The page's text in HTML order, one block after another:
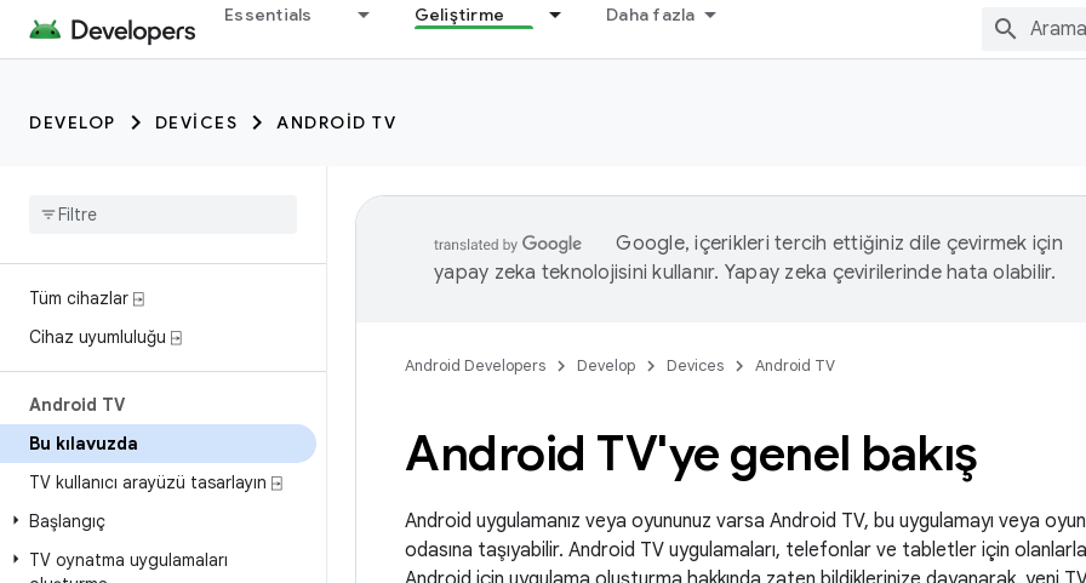
Essentials Geliştirme Daha fazla
DEVELOP DEVICES ANDROID TV
Tüm cihazlar ⍈
Cihaz uyumluluğu ⍈
Android TV
Bu kılavuzda
TV kullanıcı arayüzü tasarlayın ⍈
Başlangıç
TV oynatma uygulamaları
Google, içerikleri tercih ettiğiniz dile çevirmek için
yapay zeka teknolojisini kullanır. Yapay zeka çevirilerinde hata olabilir.
Android Developers Develop Devices Android TV
Android TV'ye genel bakış
Android uygulamanız veya oyununuz varsa Android TV, bu uygulamayı veya oyunu
odasına taşıyabilir. Android TV uygulamaları, telefonlar ve tabletler için olanlarla